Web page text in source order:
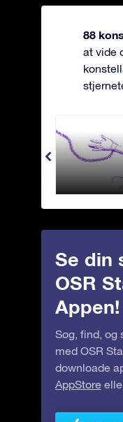
88
at vide
Se din
OSR
Appen!
Søg, find, og
med OSR
downloade
AppStore